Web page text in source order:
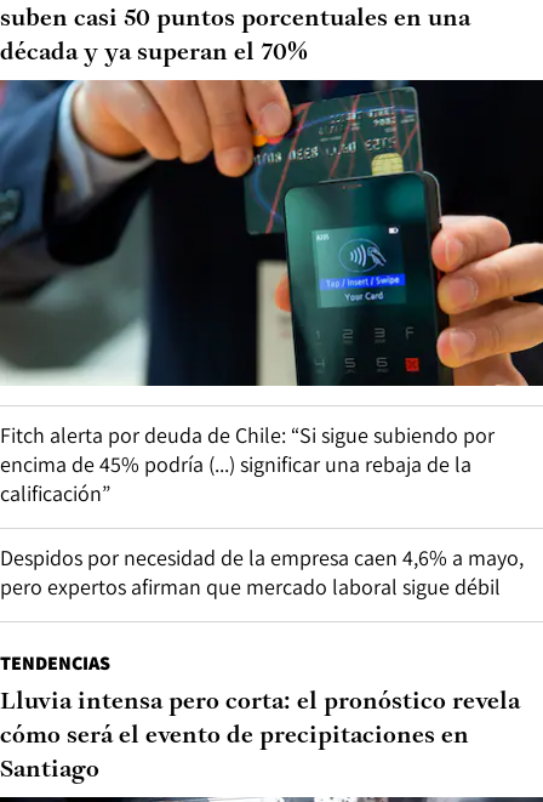
suben casi 50 puntos porcentuales en una
década y ya superan el 70%
Fitch alerta por deuda de Chile: “Si sigue subiendo por
encima de 45% podría (...) significar una rebaja de la
calificación”
Despidos por necesidad de la empresa caen 4,6% a mayo,
pero expertos afirman que mercado laboral sigue débil
TENDENCIAS
Lluvia intensa pero corta: el pronóstico revela
cómo será el evento de precipitaciones en
Santiago